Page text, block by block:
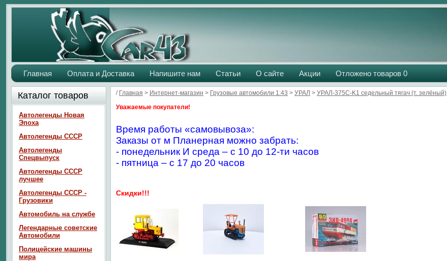
Главная Оплата и Доставка Напишите нам Статьи О сайте Акции Отложено товаров 0
/ Главная > Интернет-магазин > Грузовые автомобили 1:43 > УРАЛ > УРАЛ-375C-K1 седельный тягач (т. зелёный)
Уважаемые покупатели!
Время работы «самовывоза»:
Заказы от м Планерная можно забрать:
- понедельник И среда – с 10 до 12-ти часов
- пятница – с 17 до 20 часов
Скидки!!!
Каталог товаров
Автолегенды Новая
Эпоха
Автолегенды СССР
Автолегенды
Спецвыпуск
Автолегенды СССР
лучшее
Автолегенды СССР -
Грузовики
Автомобиль на службе
Легендарные советские
Автомобили
Полицейские машины
мира